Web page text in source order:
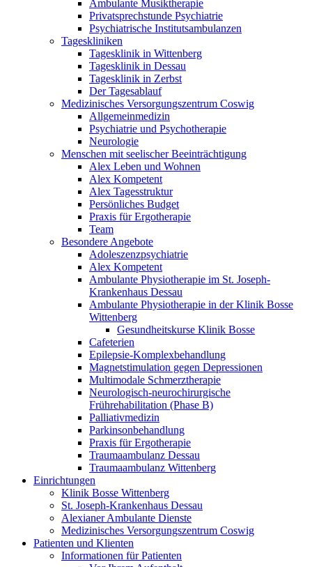
Ambulante Musiktherapie
Privatsprechstunde Psychiatrie
Psychiatrische Institutsambulanzen
Tageskliniken
Tagesklinik in Wittenberg
Tagesklinik in Dessau
Tagesklinik in Zerbst
Der Tagesablauf
Medizinisches Versorgungszentrum Coswig
Allgemeinmedizin
Psychiatrie und Psychotherapie
Neurologie
Menschen mit seelischer Beeinträchtigung
Alex Leben und Wohnen
Alex Kompetent
Alex Tagesstruktur
Persönliches Budget
Praxis für Ergotherapie
Team
Besondere Angebote
Adoleszenzpsychiatrie
Alex Kompetent
Ambulante Physiotherapie im St. Joseph-
Krankenhaus Dessau
Ambulante Physiotherapie in der Klinik Bosse
Wittenberg
Gesundheitskurse Klinik Bosse
Cafeterien
Epilepsie-Komplexbehandlung
Magnetstimulation gegen Depressionen
Multimodale Schmerztherapie
Neurologisch-neurochirurgische
Frührehabilitation (Phase B)
Palliativmedizin
Parkinsonbehandlung
Praxis für Ergotherapie
Traumaambulanz Dessau
Traumaambulanz Wittenberg
Einrichtungen
Klinik Bosse Wittenberg
St. Joseph-Krankenhaus Dessau
Alexianer Ambulante Dienste
Medizinisches Versorgungszentrum Coswig
Patienten und Klienten
Informationen für Patienten